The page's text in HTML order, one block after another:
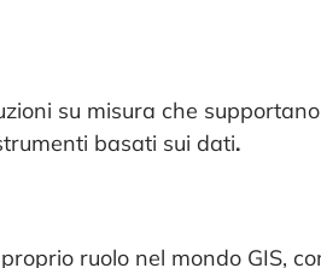
su misura che
basati sui dati.
ruolo nel mondo GIS,